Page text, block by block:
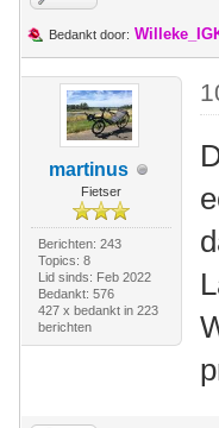
Bedankt door:
martinus
Fietser
Berichten: 243
Topics: 8
Lid sinds: Feb 2022
Bedankt: 576
427 x bedankt in 223
berichten